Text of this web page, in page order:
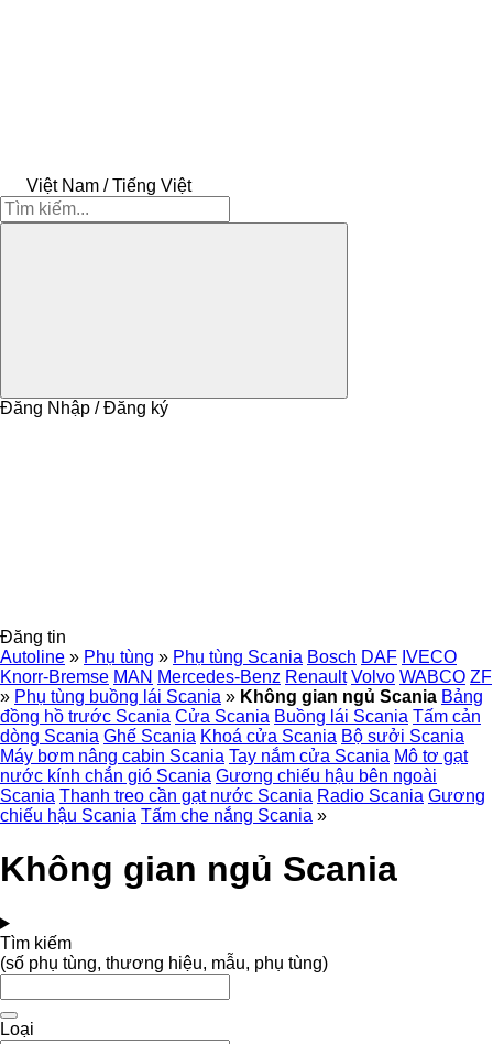
Việt Nam / Tiếng Việt
Đăng Nhập / Đăng ký
Đăng tin
Autoline » Phụ tùng » Phụ tùng Scania Bosch DAF IVECO
Knorr-Bremse MAN Mercedes-Benz Renault Volvo WABCO ZF
» Phụ tùng buồng lái Scania » Không gian ngủ Scania Bảng
đồng hồ trước Scania Cửa Scania Buồng lái Scania Tấm cản
dòng Scania Ghế Scania Khoá cửa Scania Bộ sưởi Scania
Máy bơm nâng cabin Scania Tay nắm cửa Scania Mô tơ gạt
nước kính chắn gió Scania Gương chiếu hậu bên ngoài
Scania Thanh treo cần gạt nước Scania Radio Scania Gương
chiếu hậu Scania Tấm che nắng Scania »
Không gian ngủ Scania
Tìm kiếm
(số phụ tùng, thương hiệu, mẫu, phụ tùng)
Loại